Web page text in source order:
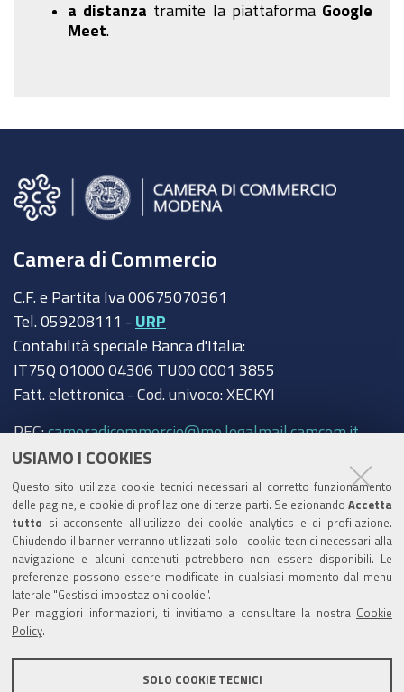
USIAMO I COOKIES
Questo sito utilizza cookie tecnici necessari al corretto funzionamento
delle pagine, e cookie di profilazione di terze parti. Selezionando Accetta
tutto si acconsente all’utilizzo dei cookie analytics e di profilazione.
Chiudendo il banner verranno utilizzati solo i cookie tecnici necessari alla
navigazione e alcuni contenuti potrebbero non essere disponibili. Le
preferenze possono essere modificate in qualsiasi momento dal menu
laterale "Gestisci impostazioni cookie".
Per maggiori informazioni, ti invitiamo a consultare la nostra Cookie
Policy
SOLO COOKIE TECNICI
a distanza tramite la piattaforma Google
Meet
Camera di Commercio
C.F. e Partita Iva 00675070361
Tel. 059208111 - URP
Contabilità speciale Banca d'Italia:
IT75Q 01000 04306 TU00 0001 3855
Fatt. elettronica - Cod. univoco: XECKYI
PEC:cameradicommercio@mo.legalmail.camcom.it
Trasparenza
Amministrazione trasparente
Albo Camerale
Pubblicità Legale
Area riservata Amministratori